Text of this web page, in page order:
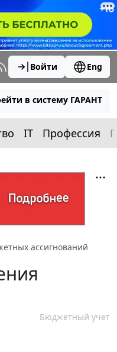
Войти Eng
в систему ГАРАНТ
IT Профессия
ассигнований
Бюджетный учет